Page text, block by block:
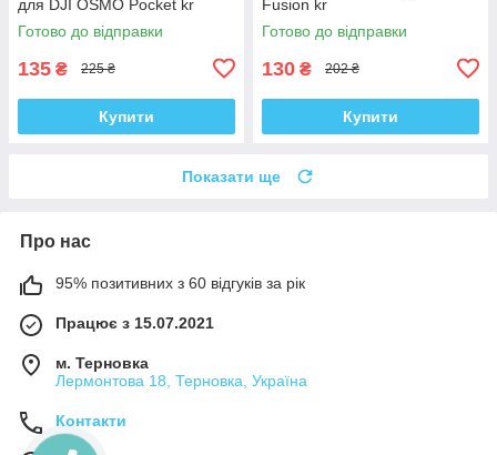
для DJI OSMO Pocket kr
Готово до відправки
135 ₴ 225 ₴
Купити
Fusion kr
Готово до відправки
130 ₴ 202 ₴
Купити
Показати ще
Про нас
95% позитивних з 60 відгуків за рік
Працює з 15.07.2021
м. Терновка
Лермонтова 18, Терновка, Україна
Контакти